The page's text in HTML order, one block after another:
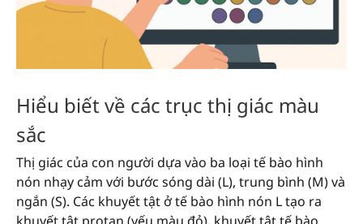
Hiểu biết về các trục thị giác màu
sắc
Thị giác của con người dựa vào ba loại tế bào hình
nón nhạy cảm với bước sóng dài (L), trung bình (M) và
ngắn (S). Các khuyết tật ở tế bào hình nón L tạo ra